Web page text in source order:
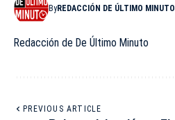
ByREDACCIÓN DE ÚLTIMO MINUTO
Redacción de De Último Minuto
PREVIOUS ARTICLE